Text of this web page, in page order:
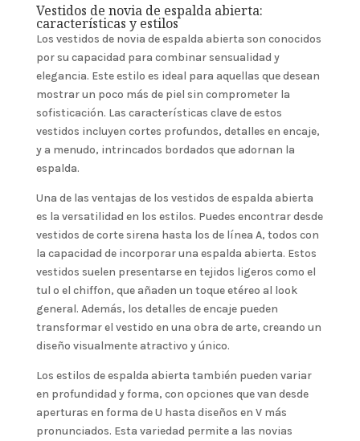
Vestidos de novia de espalda abierta:
características y estilos
Los vestidos de novia de espalda abierta son conocidos
por su capacidad para combinar sensualidad y
elegancia. Este estilo es ideal para aquellas que desean
mostrar un poco más de piel sin comprometer la
sofisticación. Las características clave de estos
vestidos incluyen cortes profundos, detalles en encaje,
y a menudo, intrincados bordados que adornan la
espalda.
Una de las ventajas de los vestidos de espalda abierta
es la versatilidad en los estilos. Puedes encontrar desde
vestidos de corte sirena hasta los de línea A, todos con
la capacidad de incorporar una espalda abierta. Estos
vestidos suelen presentarse en tejidos ligeros como el
tul o el chiffon, que añaden un toque etéreo al look
general. Además, los detalles de encaje pueden
transformar el vestido en una obra de arte, creando un
diseño visualmente atractivo y único.
Los estilos de espalda abierta también pueden variar
en profundidad y forma, con opciones que van desde
aperturas en forma de U hasta diseños en V más
pronunciados. Esta variedad permite a las novias